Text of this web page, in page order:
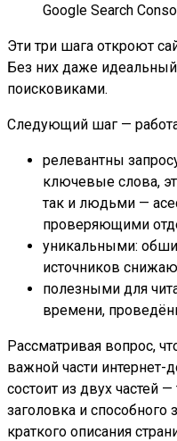
Google Search
Эти три шага откроют
Без них даже идеальный
поисковиками.
Следующий шаг —
релевантны
ключевые слова,
так и людьми —
проверяющими
уникальными:
источников
полезными для
времени,
Рассматривая вопрос,
важной части интернет-
состоит из двух частей
заголовка и способного
краткого описания